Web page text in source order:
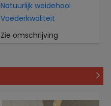
Natuurlijk weidehooi
Voederkwaliteit
Zie omschrijving